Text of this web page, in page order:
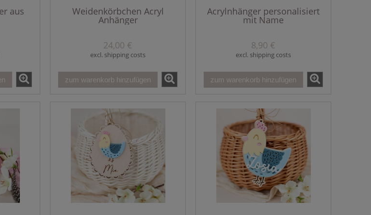
aus Weidenkörbchen Acryl
Anhänger
24,00 €
excl. shipping costs
zum warenkorb hinzufügen
Acrylnhänger personalisiert
mit Name
8,90 €
excl. shipping costs
zum warenkorb hinzufügen